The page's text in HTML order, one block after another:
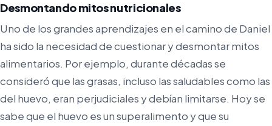
Desmontando mitos nutricionales
Uno de los grandes aprendizajes en el camino de Daniel
ha sido la necesidad de cuestionar y desmontar mitos
alimentarios. Por ejemplo, durante décadas se
consideró que las grasas, incluso las saludables como las
del huevo, eran perjudiciales y debían limitarse. Hoy se
sabe que el huevo es un superalimento y que su